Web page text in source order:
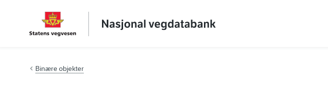
Hopp til innhold
Binære objekter